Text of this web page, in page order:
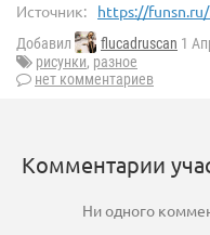
Источник: https://
Добавил flucadruscan 1
рисунки, разное
нет комментариев
Комментарии
Ни одного